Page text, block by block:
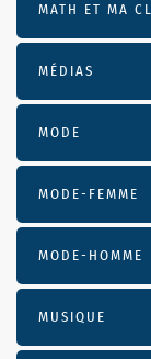
MATH ET MA
MÉDIAS
MODE
MODE-FEMME
MODE-HOMME
MUSIQUE